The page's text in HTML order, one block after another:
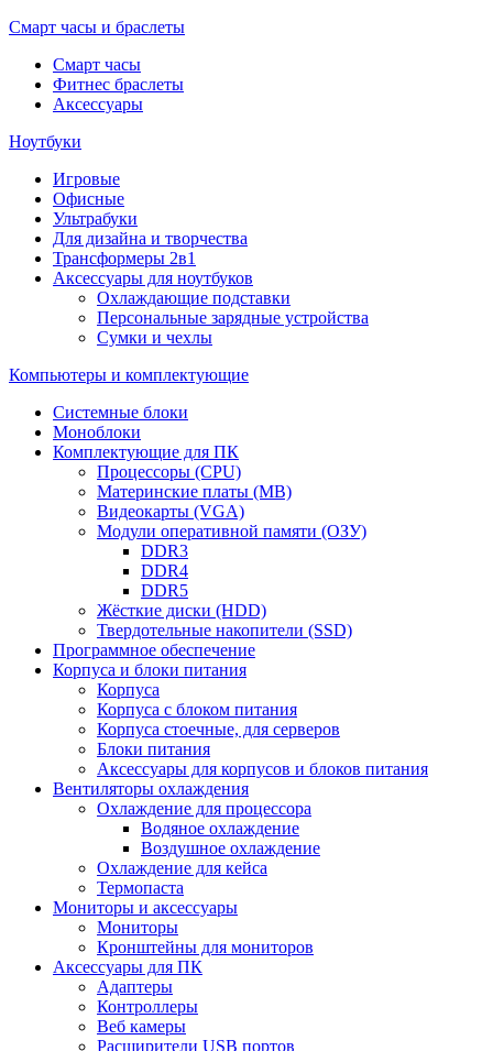
Смарт часы и браслеты
Смарт часы
Фитнес браслеты
Аксессуары
Ноутбуки
Игровые
Офисные
Ультрабуки
Для дизайна и творчества
Трансформеры 2в1
Аксессуары для ноутбуков
Охлаждающие подставки
Персональные зарядные устройства
Сумки и чехлы
Компьютеры и комплектующие
Системные блоки
Моноблоки
Комплектующие для ПК
Процессоры (CPU)
Материнские платы (MB)
Видеокарты (VGA)
Модули оперативной памяти (ОЗУ)
DDR3
DDR4
DDR5
Жёсткие диски (HDD)
Твердотельные накопители (SSD)
Программное обеспечение
Корпуса и блоки питания
Корпуса
Корпуса с блоком питания
Корпуса стоечные, для серверов
Блоки питания
Аксессуары для корпусов и блоков питания
Вентиляторы охлаждения
Охлаждение для процессора
Водяное охлаждение
Воздушное охлаждение
Охлаждение для кейса
Термопаста
Мониторы и аксессуары
Мониторы
Кронштейны для мониторов
Аксессуары для ПК
Адаптеры
Контроллеры
Веб камеры
Расширители USB портов